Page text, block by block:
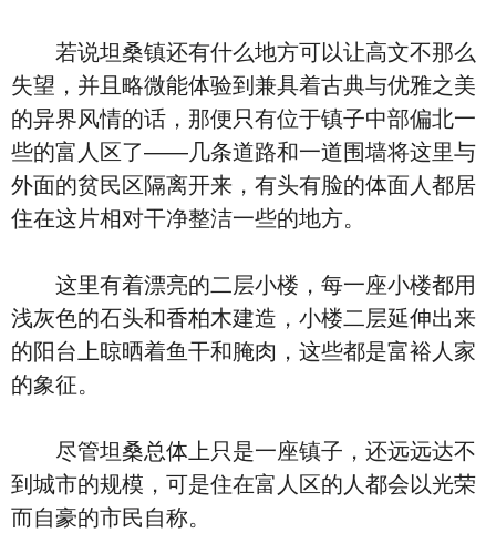
若说坦桑镇还有什么地方可以让高文不那么
失望，并且略微能体验到兼具着古典与优雅之美
的异界风情的话，那便只有位于镇子中部偏北一
些的富人区了——几条道路和一道围墙将这里与
外面的贫民区隔离开来，有头有脸的体面人都居
住在这片相对干净整洁一些的地方。
这里有着漂亮的二层小楼，每一座小楼都用
浅灰色的石头和香柏木建造，小楼二层延伸出来
的阳台上晾晒着鱼干和腌肉，这些都是富裕人家
的象征。
尽管坦桑总体上只是一座镇子，还远远达不
到城市的规模，可是住在富人区的人都会以光荣
而自豪的市民自称。